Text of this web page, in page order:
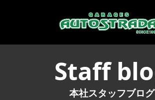
Staff
本社スタッフブログ